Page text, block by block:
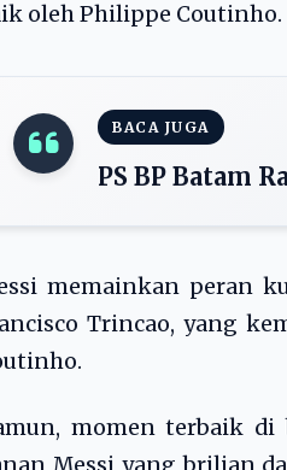
oleh Philippe Coutinho.
BACA JUGA
PS BP Batam
memainkan peran
Trincao, yang
momen terbaik